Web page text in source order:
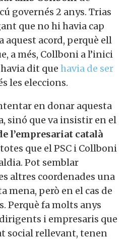
governés 2 anys. Trias
que no hi havia cap
acord, perquè ell
a més, Collboni a l’inici
dit que havia de ser
les eleccions.
en donar aquesta
sinó que va insistir en el
l’empresariat català
que el PSC i Collboni
Pot semblar
altres coordenades una
mena, però en el cas de
Perquè fa molts anys
i empresaris que
social rellevant, tenen